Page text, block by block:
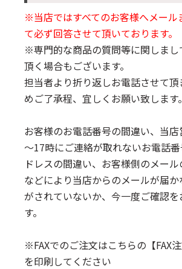
※当店ではすべてのお客様へメール
て必ず回答させて頂いております。
※専門的な商品の質問等に関しまし
頂く場合もございます。
担当者より折り返しお電話させて
めご了承程、宜しくお願い致します。
お客様のお電話番号の間違い、当
～17時にご連絡が取れないお電話
ドレスの間違い、お客様側のメー
などにより当店からのメールが届
がされていないか、今一度ご確認を
す。
※FAXでのご注文はこちらの 【FAX
を印刷してください